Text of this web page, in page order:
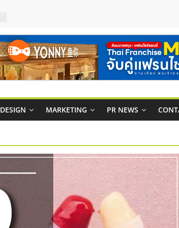
DESIGN MARKETING PR NEWS